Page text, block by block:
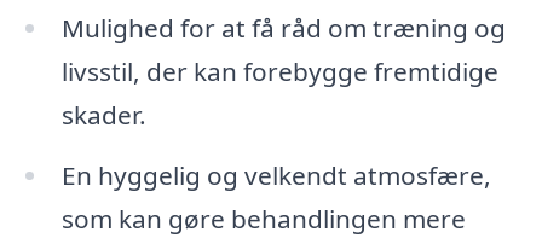
Mulighed for at få råd om træning og
livsstil, der kan forebygge fremtidige
skader.
En hyggelig og velkendt atmosfære,
som kan gøre behandlingen mere